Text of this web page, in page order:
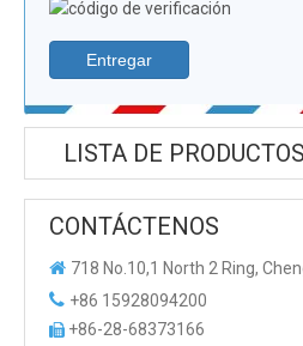
Entregar
LISTA DE PRODUCTOS
CONTÁCTENOS
 718 No.10,1 North 2 Ring,
 +86 15928094200
 +86-28-68373166